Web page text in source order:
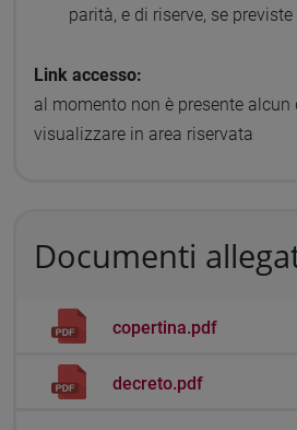
parità, e di riserve, se previste
Link accesso:
al momento non è presente alcun
visualizzare in area riservata
Documenti
copertina.pdf
decreto.pdf